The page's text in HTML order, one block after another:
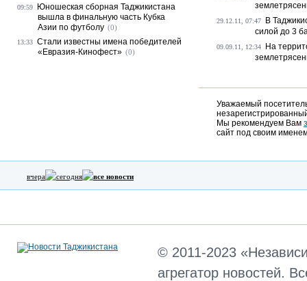
29.12.11, 07:47
В
силой до 3
09.09.11, 12:34
На
Уважаемый
Мы рекомендуем Вам
сайт под своим
09:59
Юношеская сборная Таджикистана
вышла в финальную часть Кубка
Азии по футболу (0)
13:33 Стали известны имена победителей
«Евразия-Кинофест» (0)
вчера сегодня все новости
© 2011-2023
агрегатор новостей.